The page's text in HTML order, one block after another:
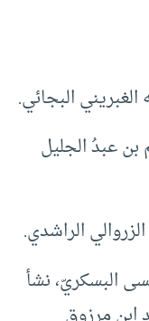
البجائي.
بن عبدُ الجليل
الراشدي.
البسكريّ، نشأ